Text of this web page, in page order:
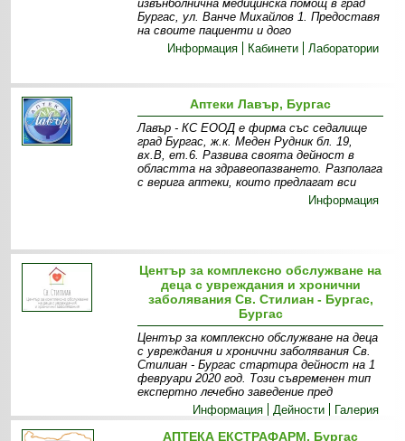
извънболнична медицинска помощ в град
Бургас, ул. Ванче Михайлов 1. Предоставя
на своите пациенти и дого
Информация
Кабинети Лаборатории
Аптеки Лавър, Бургас
Лавър - КС ЕООД е фирма със седалище
град Бургас, ж.к. Меден Рудник бл. 19,
вх.В, ет.6. Развива своята дейност в
областта на здравеопазването. Разполага
с верига аптеки, които предлагат вси
Информация
Център за комплексно обслужване на
деца с увреждания и хронични
заболявания Св. Стилиан - Бургас,
Бургас
Център за комплексно обслужване на деца
с увреждания и хронични заболявания Св.
Стилиан - Бургас стартира дейност на 1
февруари 2020 год. Този съвременен тип
експертно лечебно заведение пред
Информация
Дейности Галерия
АПТЕКА ЕКСТРАФАРМ, Бургас